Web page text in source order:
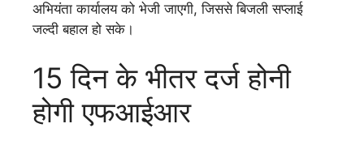
अभियंता कार्यालय को भेजी जाएगी, जिससे बिजली सप्लाई
जल्दी बहाल हो सके।
15 दिन के भीतर दर्ज होनी
होगी एफआईआर